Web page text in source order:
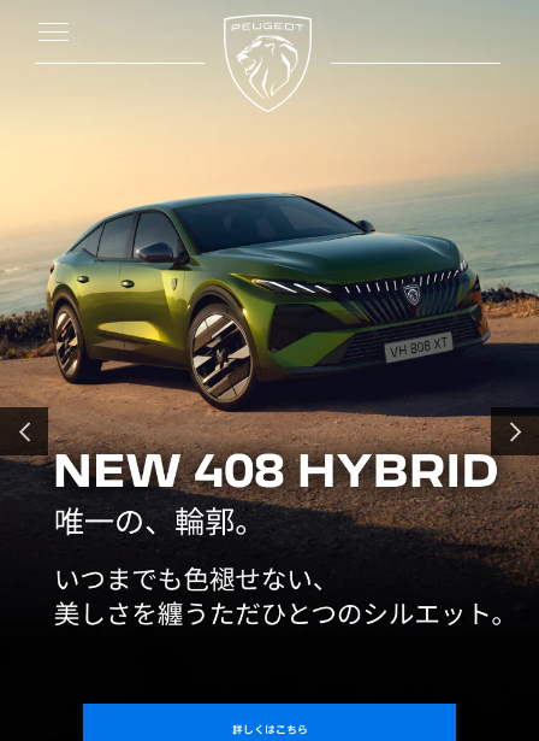
前へ
詳しくはこちら
次へ